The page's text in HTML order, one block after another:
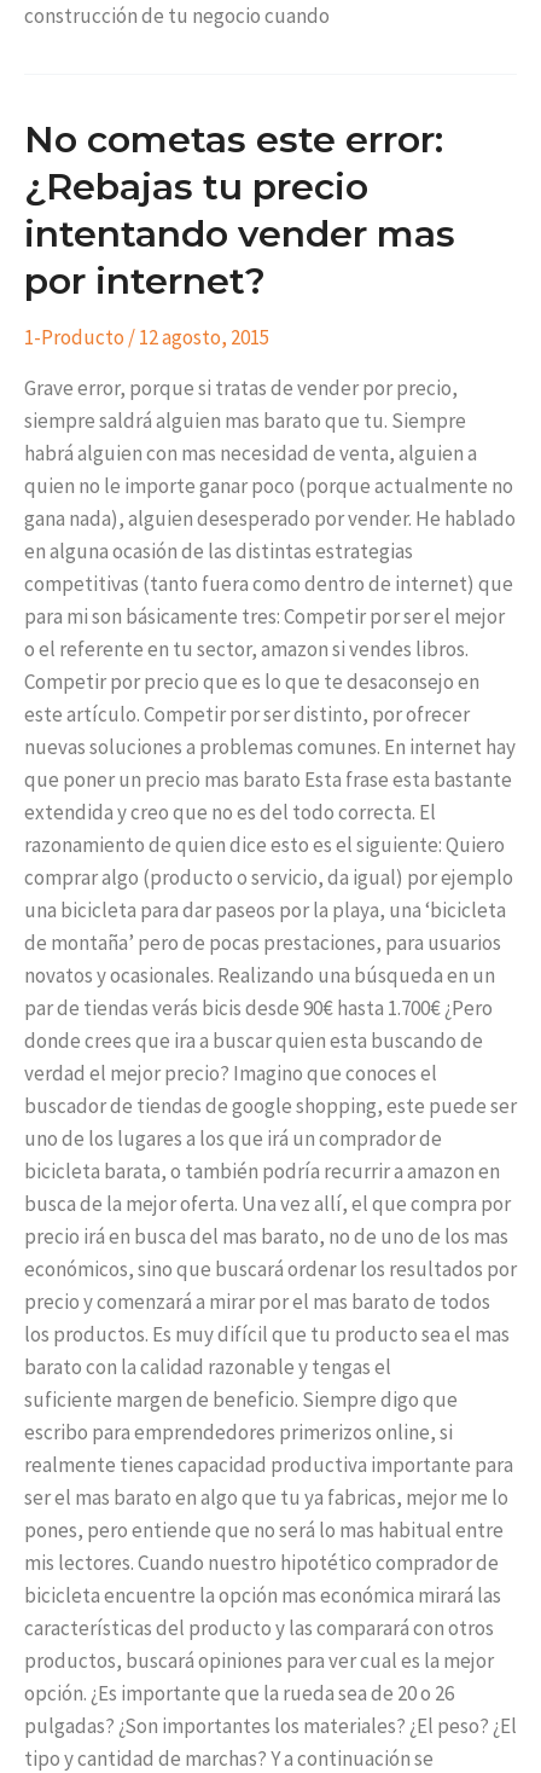
construcción de tu negocio cuando
No cometas este error:
¿Rebajas tu precio
intentando vender mas
por internet?
1-Producto /12 agosto, 2015
Grave error, porque si tratas de vender por precio,
siempre saldrá alguien mas barato que tu. Siempre
habrá alguien con mas necesidad de venta, alguien a
quien no le importe ganar poco (porque actualmente no
gana nada), alguien desesperado por vender. He hablado
en alguna ocasión de las distintas estrategias
competitivas (tanto fuera como dentro de internet) que
para mi son básicamente tres: Competir por ser el mejor
o el referente en tu sector, amazon si vendes libros.
Competir por precio que es lo que te desaconsejo en
este artículo. Competir por ser distinto, por ofrecer
nuevas soluciones a problemas comunes. En internet hay
que poner un precio mas barato Esta frase esta bastante
extendida y creo que no es del todo correcta. El
razonamiento de quien dice esto es el siguiente: Quiero
comprar algo (producto o servicio, da igual) por ejemplo
una bicicleta para dar paseos por la playa, una ‘bicicleta
de montaña’ pero de pocas prestaciones, para usuarios
novatos y ocasionales. Realizando una búsqueda en un
par de tiendas verás bicis desde 90€ hasta 1.700€ ¿Pero
donde crees que ira a buscar quien esta buscando de
verdad el mejor precio? Imagino que conoces el
buscador de tiendas de google shopping, este puede ser
uno de los lugares a los que irá un comprador de
bicicleta barata, o también podría recurrir a amazon en
busca de la mejor oferta. Una vez allí, el que compra por
precio irá en busca del mas barato, no de uno de los mas
económicos, sino que buscará ordenar los resultados por
precio y comenzará a mirar por el mas barato de todos
los productos. Es muy difícil que tu producto sea el mas
barato con la calidad razonable y tengas el
suficiente margen de beneficio. Siempre digo que
escribo para emprendedores primerizos online, si
realmente tienes capacidad productiva importante para
ser el mas barato en algo que tu ya fabricas, mejor me lo
pones, pero entiende que no será lo mas habitual entre
mis lectores. Cuando nuestro hipotético comprador de
bicicleta encuentre la opción mas económica mirará las
características del producto y las comparará con otros
productos, buscará opiniones para ver cual es la mejor
opción. ¿Es importante que la rueda sea de 20 o 26
pulgadas? ¿Son importantes los materiales? ¿El peso? ¿El
tipo y cantidad de marchas? Y a continuación se